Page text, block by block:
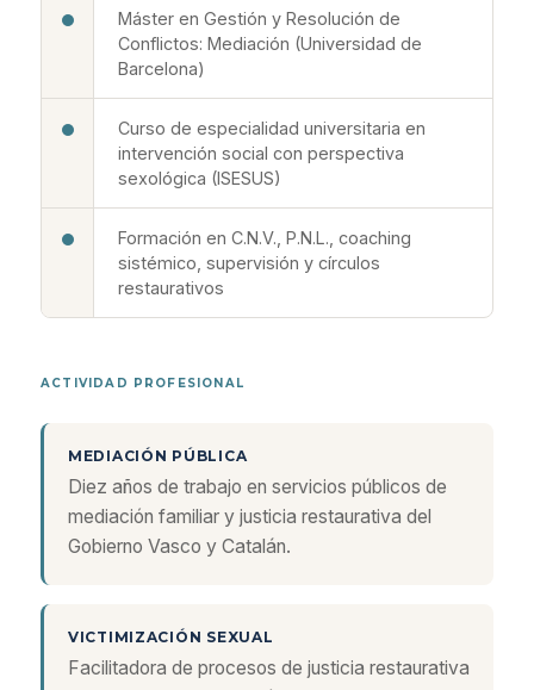
Máster en Gestión y Resolución de
Conflictos: Mediación (Universidad de
Barcelona)
Curso de especialidad universitaria en
intervención social con perspectiva
sexológica (ISESUS)
Formación en C.N.V., P.N.L., coaching
sistémico, supervisión y círculos
restaurativos
ACTIVIDAD PROFESIONAL
MEDIACIÓN PÚBLICA
Diez años de trabajo en servicios públicos de
mediación familiar y justicia restaurativa del
Gobierno Vasco y Catalán.
VICTIMIZACIÓN SEXUAL
Facilitadora de procesos de justicia restaurativa